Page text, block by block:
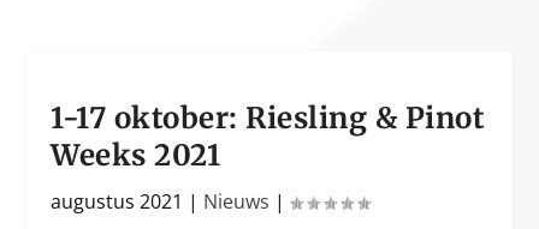
1-17 oktober: Riesling & Pinot
Weeks 2021
augustus 2021 | Nieuws |